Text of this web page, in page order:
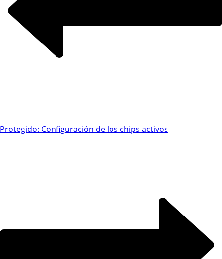
Protegido: Configuración de los chips activos